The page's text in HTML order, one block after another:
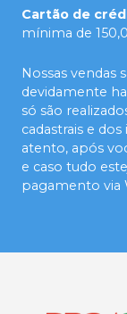
Cartão de
mínima de
Nossas vendas
devidamente
só são
cadastrais e
atento, após
e caso tudo
pagamento via